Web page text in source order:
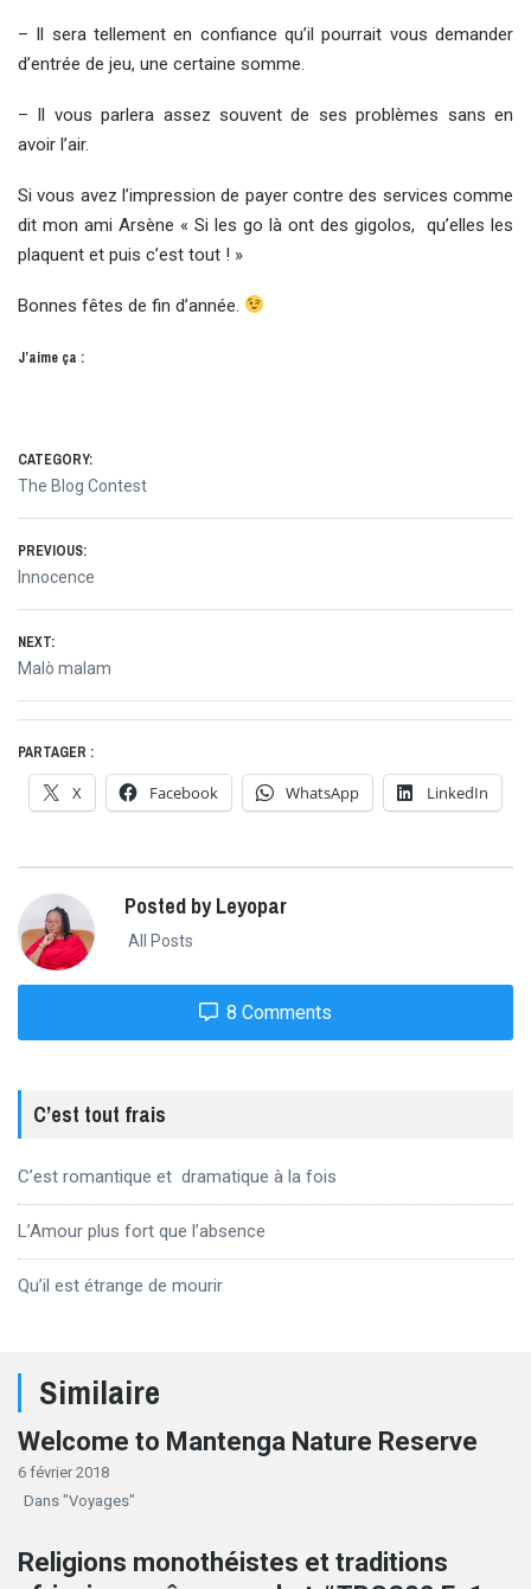
– Il sera tellement en confiance qu’il pourrait vous demander
d’entrée de jeu, une certaine somme.
– Il vous parlera assez souvent de ses problèmes sans en
avoir l’air.
Si vous avez l’impression de payer contre des services comme
dit mon ami Arsène « Si les go là ont des gigolos, qu’elles les
plaquent et puis c’est tout ! »
Bonnes fêtes de fin d’année.
J’aime ça :
CATEGORY:
The Blog Contest
Navigation
de
l’article
PREVIOUS:
Previous
Innocence
NEXT:
Next
Malò malam
PARTAGER :
X Facebook WhatsApp LinkedIn
Posted by Leyopar
All Posts
8 Comments
C’est tout frais
C’est romantique et dramatique à la fois
L’Amour plus fort que l’absence
Qu’il est étrange de mourir
Similaire
Welcome to Mantenga Nature Reserve
6 février 2018
Dans "Voyages"
Religions monothéistes et traditions